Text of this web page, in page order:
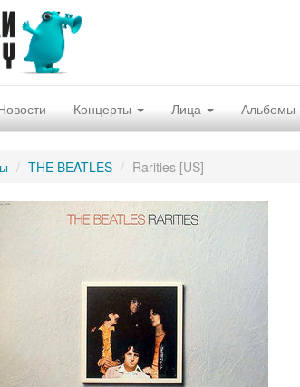
Концерты Лица Альбомы
THE BEATLES Rarities [US]